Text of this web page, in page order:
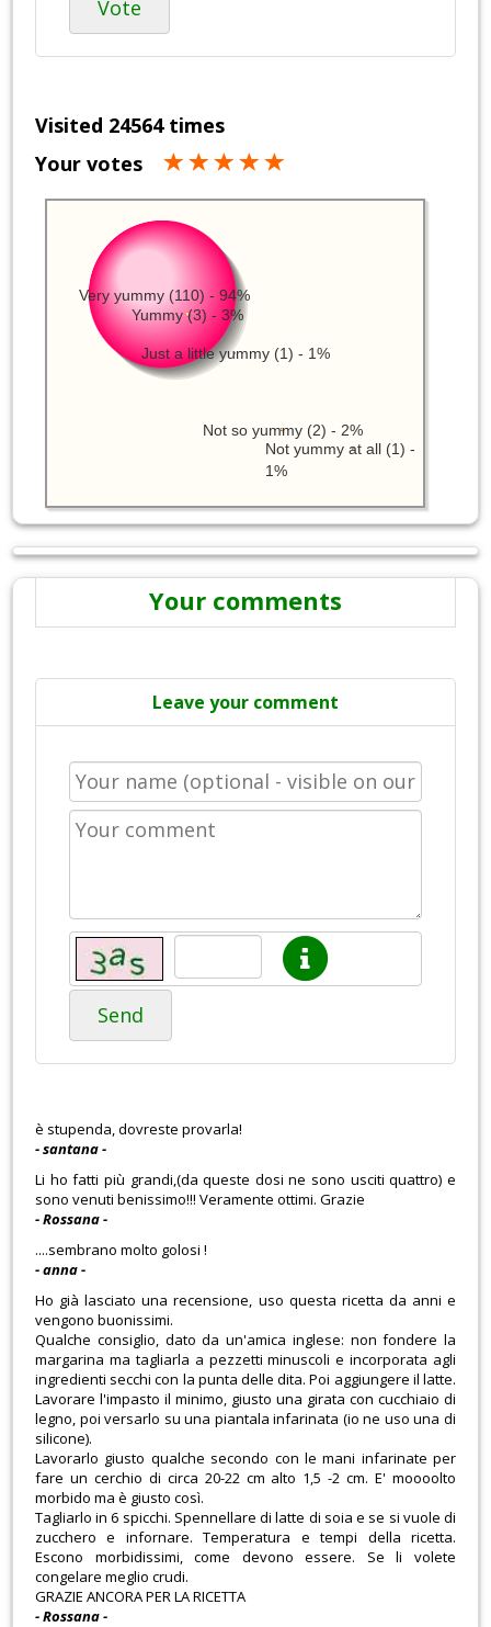
Vote
Visited 24564 times
Your votes
Very yummy (110) - 94%
Yummy (3) - 3%
Not so yummy (2) - 2%
Not yummy at all (1) -
1%
Just a little yummy (1) - 1%
Your comments
Leave your comment
Send
è stupenda, dovreste provarla!
- santana -
Li ho fatti più grandi,(da queste dosi ne sono usciti quattro) e
sono venuti benissimo!!! Veramente ottimi. Grazie
- Rossana -
....sembrano molto golosi !
- anna -
Ho già lasciato una recensione, uso questa ricetta da anni e
vengono buonissimi.
Qualche consiglio, dato da un'amica inglese: non fondere la
margarina ma tagliarla a pezzetti minuscoli e incorporata agli
ingredienti secchi con la punta delle dita. Poi aggiungere il latte.
Lavorare l'impasto il minimo, giusto una girata con cucchiaio di
legno, poi versarlo su una piantala infarinata (io ne uso una di
silicone).
Lavorarlo giusto qualche secondo con le mani infarinate per
fare un cerchio di circa 20-22 cm alto 1,5 -2 cm. E' moooolto
morbido ma è giusto così.
Tagliarlo in 6 spicchi. Spennellare di latte di soia e se si vuole di
zucchero e infornare. Temperatura e tempi della ricetta.
Escono morbidissimi, come devono essere. Se li volete
congelare meglio crudi.
GRAZIE ANCORA PER LA RICETTA
- Rossana -